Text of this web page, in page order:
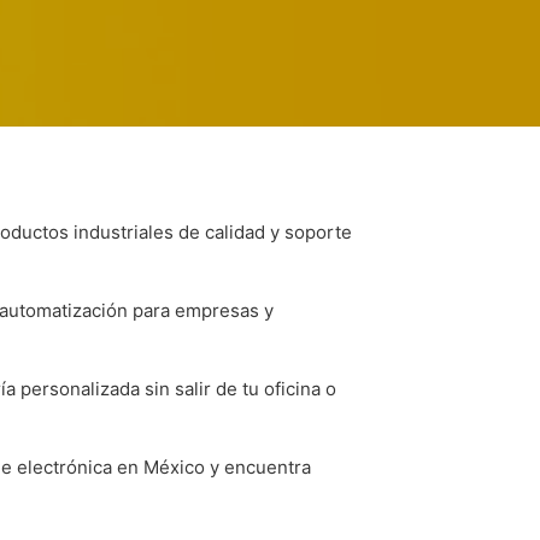
industriales de calidad y soporte
para empresas y
personalizada sin salir de tu oficina o
electrónica en México y encuentra